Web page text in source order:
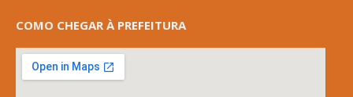
COMO CHEGAR À PREFEITURA